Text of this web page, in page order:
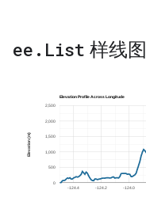
ee . List 样线图